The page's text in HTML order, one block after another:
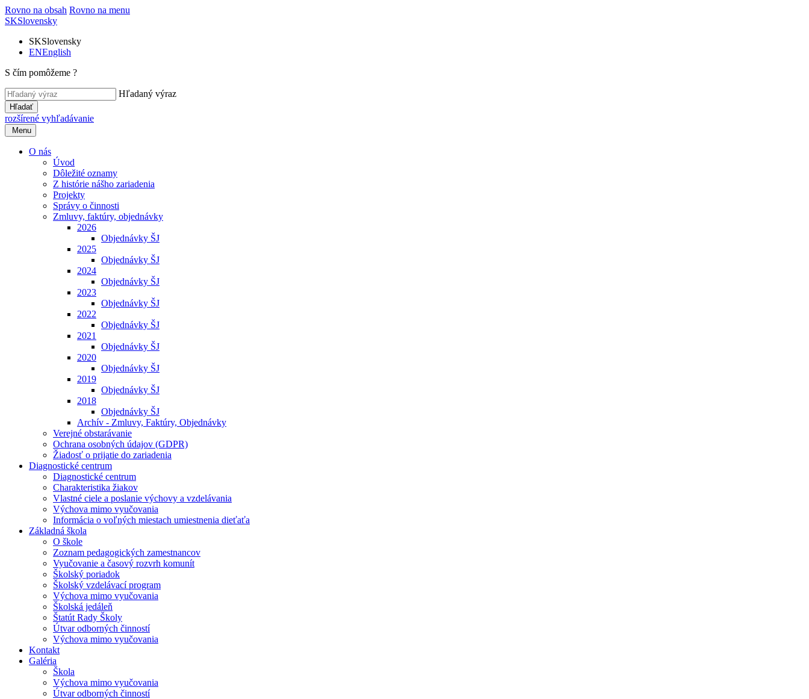
Rovno na obsah Rovno na menu
SKSlovensky
SKSlovensky
ENEnglish
S čím pomôžeme ?
Hľadaný výraz
Hľadať
rozšírené vyhľadávanie
Menu
O nás
Úvod
Dôležité oznamy
Z histórie nášho zariadenia
Projekty
Správy o činnosti
Zmluvy, faktúry, objednávky
2026
Objednávky ŠJ
2025
Objednávky ŠJ
2024
Objednávky ŠJ
2023
Objednávky ŠJ
2022
Objednávky ŠJ
2021
Objednávky ŠJ
2020
Objednávky ŠJ
2019
Objednávky ŠJ
2018
Objednávky ŠJ
Archív - Zmluvy, Faktúry, Objednávky
Verejné obstarávanie
Ochrana osobných údajov (GDPR)
Žiadosť o prijatie do zariadenia
Diagnostické centrum
Diagnostické centrum
Charakteristika žiakov
Vlastné ciele a poslanie výchovy a vzdelávania
Výchova mimo vyučovania
Informácia o voľných miestach umiestnenia dieťaťa
Základná škola
O škole
Zoznam pedagogických zamestnancov
Vyučovanie a časový rozvrh komunít
Školský poriadok
Školský vzdelávací program
Výchova mimo vyučovania
Školská jedáleň
Štatút Rady Školy
Útvar odborných činností
Výchova mimo vyučovania
Kontakt
Galéria
Škola
Výchova mimo vyučovania
Útvar odborných činností